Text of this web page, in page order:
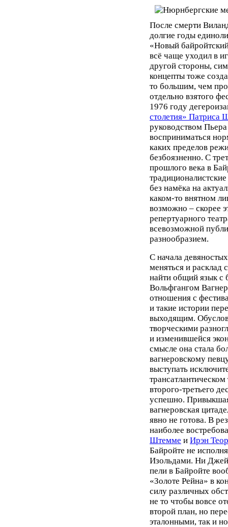
После смерти
долгие годы
«Новый
всё чаще уходил в
другой стороны,
концепты тоже
то большим, чем
отдельно взятого
1976 году
столетия» Патриса
руководством Пьера
восприниматься
каких пределов
безбоязненно. С
прошлого века в
без намёка на
каком-то внятном
возможно – скорее
репертуарного
всевозможной
разнообразием.
С начала
меняться и расклад
найти общий язык с
Вольфгангом
отношения с
и такие истории
выходящим.
творческими
и изменившейся
смысле она стала
вагнеровскому
выступать
второго-третьего
успешно.
вагнеровская
явно не готова. В
наиболее
Штемме и Ирэн
Байройте не
Изольдами. Ни
пели в Байройте
«Золоте Рейна» в
силу различных
не то чтобы вовсе
второй план, но
эталонными, так и